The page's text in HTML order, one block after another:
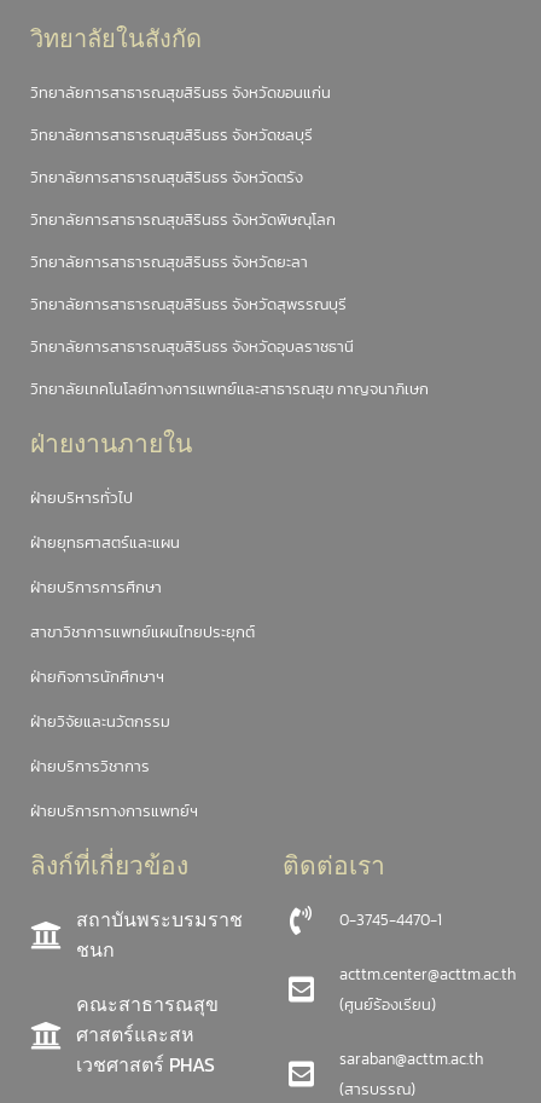
วิทยาลัยในสังกัด
วิทยาลัยการสาธารณสุขสิรินธร จังหวัดขอนแก่น
วิทยาลัยการสาธารณสุขสิรินธร จังหวัดชลบุรี
วิทยาลัยการสาธารณสุขสิรินธร จังหวัดตรัง
วิทยาลัยการสาธารณสุขสิรินธร จังหวัดพิษณุโลก
วิทยาลัยการสาธารณสุขสิรินธร จังหวัดยะลา
วิทยาลัยการสาธารณสุขสิรินธร จังหวัดสุพรรณบุรี
วิทยาลัยการสาธารณสุขสิรินธร จังหวัดอุบลราชธานี
วิทยาลัยเทคโนโลยีทางการแพทย์และสาธารณสุข กาญจนาภิเษก
ฝ่ายงานภายใน
ฝ่ายบริหารทั่วไป
ฝ่ายยุทธศาสตร์และแผน
ฝ่ายบริการการศึกษา
สาขาวิชาการแพทย์แผนไทยประยุกต์
ฝ่ายกิจการนักศึกษาฯ
ฝ่ายวิจัยและนวัตกรรม
ฝ่ายบริการวิชาการ
ฝ่ายบริการทางการแพทย์ฯ
ลิงก์ที่เกี่ยวข้อง
สถาบันพระบรมราช
ชนก
คณะสาธารณสุข
ศาสตร์และสห
เวชศาสตร์ PHAS
ติดต่อเรา
0-3745-4470-1
acttm.center@acttm.ac.th
(ศูนย์ร้องเรียน)
saraban@acttm.ac.th
(สารบรรณ)